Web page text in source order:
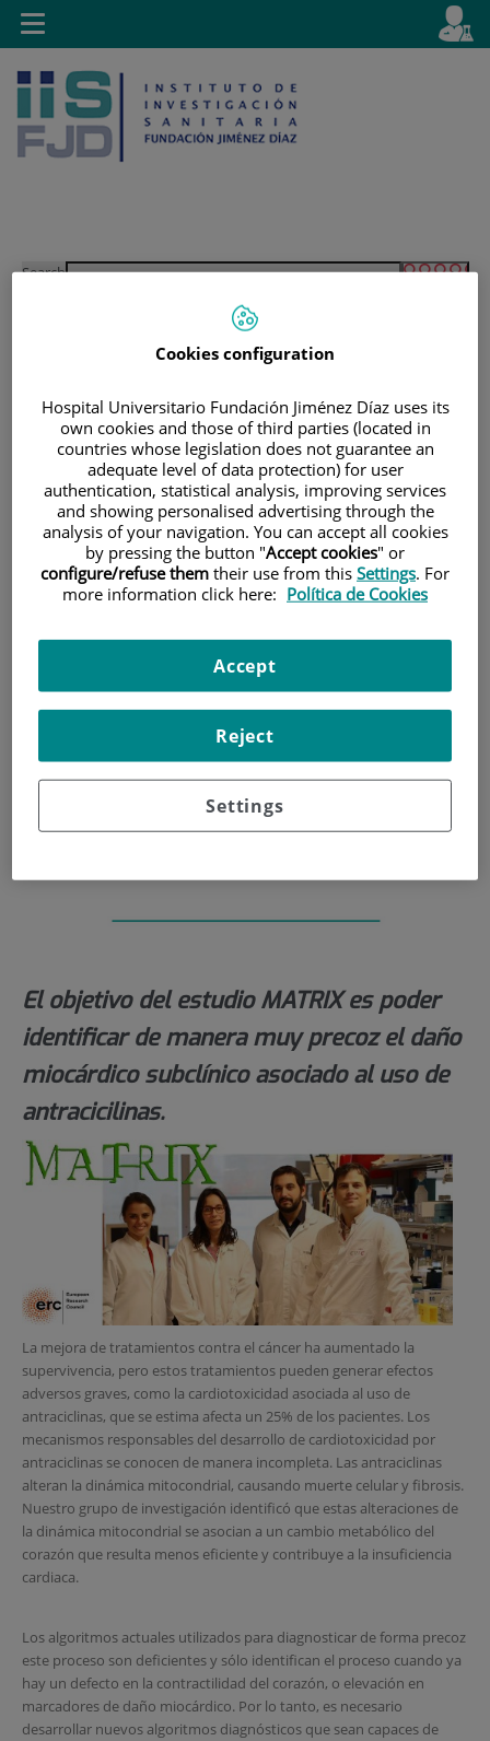
Jump to content
Jump
Language
Active
en
Search
Toggle
navigation
HOME|SCIENTIFIC ACTIVITY
EUROPEAN PROJECTS OFFICE
MATRIX - NOVEL MITOCHONDRIA-TARGETED
CARDIOTOXICITY
MATRIX - Novel
mitochondria-targeted
therapies for cancer
treatment-induced
El objetivo del estudio MATRIX es poder
identificar de manera muy precoz el daño
miocárdico subclínico asociado al uso de
antracicilinas.
La mejora de tratamientos contra el cáncer ha aumentado la
supervivencia, pero estos tratamientos pueden generar efectos
adversos graves, como la cardiotoxicidad asociada al uso de
antraciclinas, que se estima afecta un 25% de los pacientes. Los
mecanismos responsables del desarrollo de cardiotoxicidad por
antraciclinas se conocen de manera incompleta. Las antraciclinas
alteran la dinámica mitocondrial, causando muerte celular y fibrosis.
Nuestro grupo de investigación identificó que estas alteraciones de
la dinámica mitocondrial se asocian a un cambio metabólico del
corazón que resulta menos eficiente y contribuye a la insuficiencia
cardiaca.
Los algoritmos actuales utilizados para diagnosticar de forma precoz
este proceso son deficientes y sólo identifican el proceso cuando ya
hay un defecto en la contractilidad del corazón, o elevación en
marcadores de daño miocárdico. Por lo tanto, es necesario
desarrollar nuevos algoritmos diagnósticos que sean capaces de
Cookies configuration
Hospital Universitario Fundación Jiménez Díaz uses its
own cookies and those of third parties (located in
countries whose legislation does not guarantee an
adequate level of data protection) for user
authentication, statistical analysis, improving services
and showing personalised advertising through the
analysis of your navigation. You can accept all cookies
by pressing the button "Accept cookies" or
configure/refuse them their use from this Settings. For
more information click here: Política de Cookies
Settings
Reject
Accept